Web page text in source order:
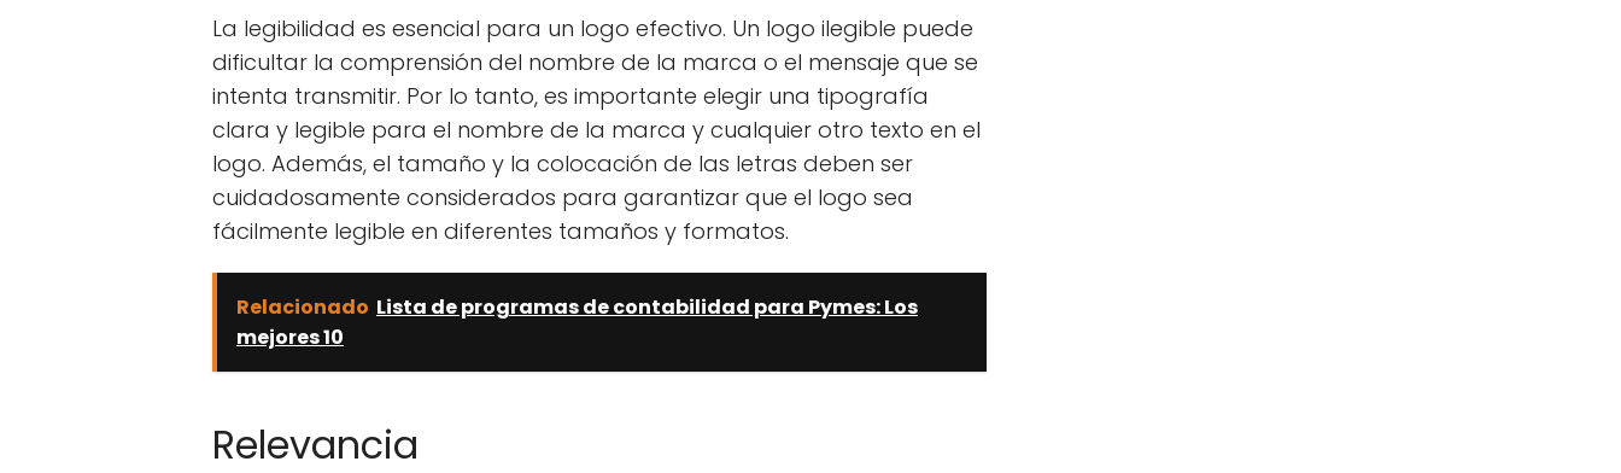
La legibilidad es esencial para un logo efectivo. Un logo ilegible puede
dificultar la comprensión del nombre de la marca o el mensaje que se
intenta transmitir. Por lo tanto, es importante elegir una tipografía
clara y legible para el nombre de la marca y cualquier otro texto en el
logo. Además, el tamaño y la colocación de las letras deben ser
cuidadosamente considerados para garantizar que el logo sea
fácilmente legible en diferentes tamaños y formatos.
Relacionado Lista de programas de contabilidad para Pymes: Los
mejores 10
Relevancia